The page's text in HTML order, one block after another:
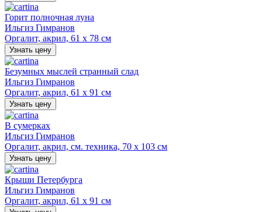
Горит полночная луна
Ильгиз Гимранов
Оргалит, акрил, 61 х 78 см
Узнать цену
Безумных мыслей странный слад
Ильгиз Гимранов
Оргалит, акрил, 61 х 91 см
Узнать цену
В сумерках
Ильгиз Гимранов
Оргалит, акрил, см. техника, 70 х 103 см
Узнать цену
Крыши Петербурга
Ильгиз Гимранов
Оргалит, акрил, 61 х 91 см